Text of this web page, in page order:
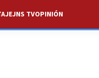
JNS TVOPINIÓN